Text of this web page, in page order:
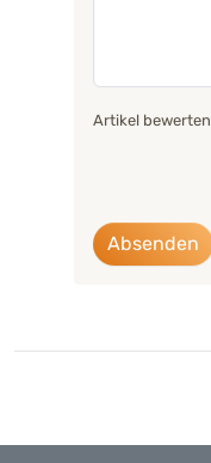
Artikel bewerten
Absenden